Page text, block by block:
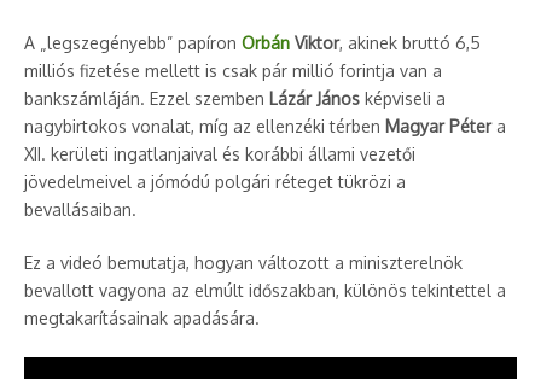
A „legszegényebb” papíron Orbán Viktor, akinek bruttó 6,5
milliós fizetése mellett is csak pár millió forintja van a
bankszámláján. Ezzel szemben Lázár János képviseli a
nagybirtokos vonalat, míg az ellenzéki térben Magyar Pétera
XII. kerületi ingatlanjaival és korábbi állami vezetői
jövedelmeivel a jómódú polgári réteget tükrözi a
bevallásaiban.
Ez a videó bemutatja, hogyan változott a miniszterelnök
bevallott vagyona az elmúlt időszakban, különös tekintettel a
megtakarításainak apadására.